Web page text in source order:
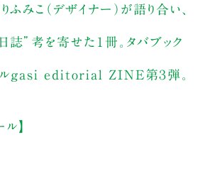
ふみこ（デザイナー）が語り合い、
誌”考を寄せた１冊。タバブック
gasi editorial ZINE第３弾。
】